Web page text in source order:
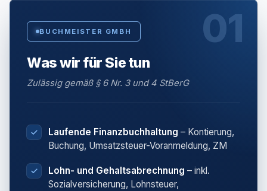
01
BUCHMEISTER GMBH
Was wir für Sie tun
Zulässig gemäß § 6 Nr. 3 und 4 StBerG
Laufende Finanzbuchhaltung – Kontierung,
Buchung, Umsatzsteuer-Voranmeldung, ZM
Lohn- und Gehaltsabrechnung – inkl.
Sozialversicherung, Lohnsteuer,